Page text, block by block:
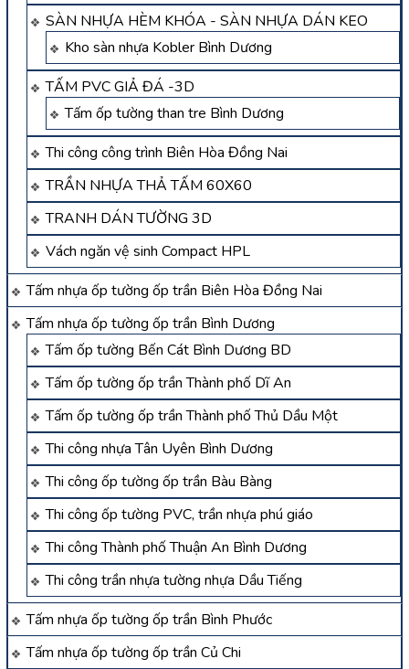
SÀN NHỰA HÈM KHÓA - SÀN NHỰA DÁN KEO
Kho sàn nhựa Kobler Bình Dương
TẤM PVC GIẢ ĐÁ -3D
Tấm ốp tường than tre Bình Dương
Thi công công trình Biên Hòa Đồng Nai
TRẦN NHỰA THẢ TẤM 60X60
TRANH DÁN TƯỜNG 3D
Vách ngăn vệ sinh Compact HPL
Tấm nhựa ốp tường ốp trần Biên Hòa Đồng Nai
Tấm nhựa ốp tường ốp trần Bình Dương
Tấm ốp tường Bến Cát Bình Dương BD
Tấm ốp tường ốp trần Thành phố Dĩ An
Tấm ốp tường ốp trần Thành phố Thủ Dầu Một
Thi công nhựa Tân Uyên Bình Dương
Thi công ốp tường ốp trần Bàu Bàng
Thi công ốp tường PVC, trần nhựa phú giáo
Thi công Thành phố Thuận An Bình Dương
Thi công trần nhựa tường nhựa Dầu Tiếng
Tấm nhựa ốp tường ốp trần Bình Phước
Tấm nhựa ốp tường ốp trần Củ Chi